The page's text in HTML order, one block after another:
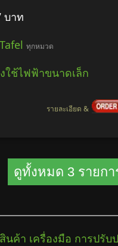
บาท
Tafel ทุกหมวด
ใช้ไฟฟ้าขนาดเล็ก
รายละเอียด &
ดูทั้งหมด 3 รายกา
สินค้า เครื่องมือ การปรับ